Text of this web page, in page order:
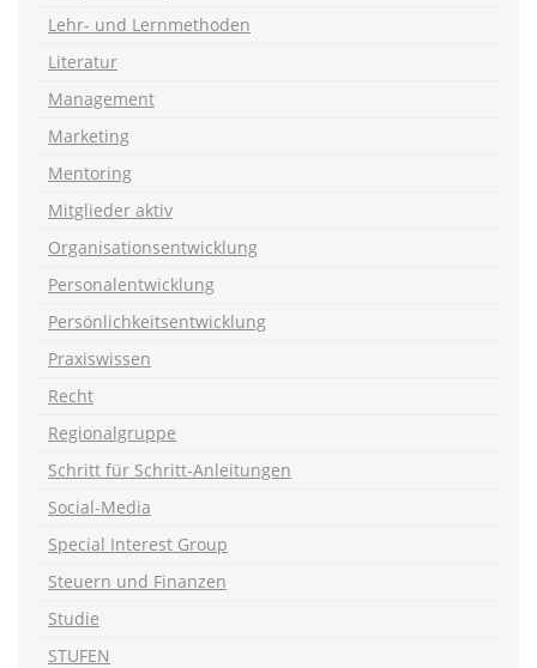
Lehr- und Lernmethoden
Literatur
Management
Marketing
Mentoring
Mitglieder aktiv
Organisationsentwicklung
Personalentwicklung
Persönlichkeitsentwicklung
Praxiswissen
Recht
Regionalgruppe
Schritt für Schritt-Anleitungen
Social-Media
Special Interest Group
Steuern und Finanzen
Studie
STUFEN